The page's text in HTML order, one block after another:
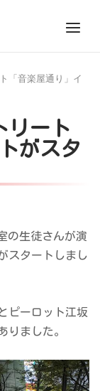
Menu
「音楽屋通り」イ
リート
がスタ
の生徒さんが演
スタートしまし
ピーロット江坂
りました。